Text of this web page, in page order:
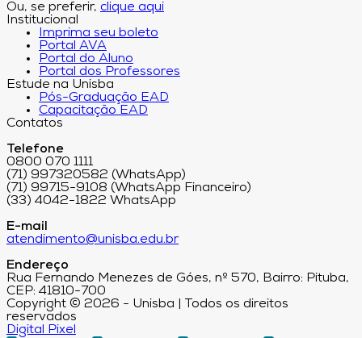
Ou, se preferir, clique aqui
Institucional
Imprima seu boleto
Portal AVA
Portal do Aluno
Portal dos Professores
Estude na Unisba
Pós-Graduação EAD
Capacitação EAD
Contatos
Telefone
0800 070 1111
(71) 997320582 (WhatsApp)
(71) 99715-9108 (WhatsApp Financeiro)
(33) 4042-1822 WhatsApp
E-mail
atendimento@unisba.edu.br
Endereço
Rua Fernando Menezes de Góes, nº 570, Bairro: Pituba,
CEP: 41810-700
Copyright © 2026 - Unisba | Todos os direitos
reservados
Digital Pixel